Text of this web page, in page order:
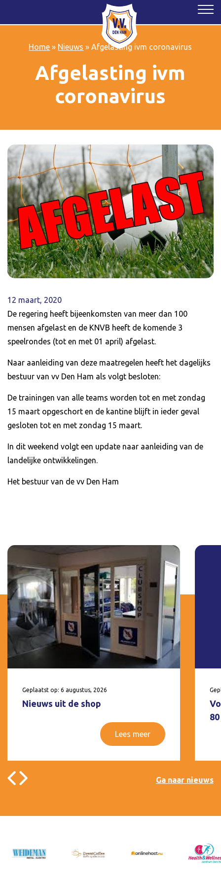
Home » Nieuws »Afgelasting ivm coronavirus
Afgelasting ivm
coronavirus
12 maart, 2020
De regering heeft bijeenkomsten van meer dan 100
mensen afgelast en de KNVB heeft de komende 3
speelrondes (tot en met 01 april) afgelast.
Naar aanleiding van deze maatregelen heeft het dagelijks
bestuur van vv Den Ham als volgt besloten:
De trainingen van alle teams worden tot en met zondag
15 maart opgeschort en de kantine blijft in ieder geval
gesloten tot en met zondag 15 maart.
In dit weekend volgt een update naar aanleiding van de
landelijke ontwikkelingen.
Het bestuur van de vv Den Ham
Geplaatst op: 6 augustus, 2026
Nieuws uit de shop
Lees meer
Ga naar nieuws